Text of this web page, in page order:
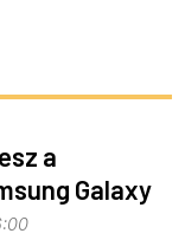
a
Galaxy
várható